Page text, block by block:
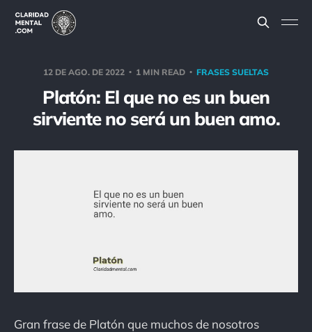
12 DE AGO. DE 2022 1 MIN READ FRASES SUELTAS
Platón: El que no es un buen
sirviente no será un buen amo.
Gran frase de Platón que muchos de nosotros